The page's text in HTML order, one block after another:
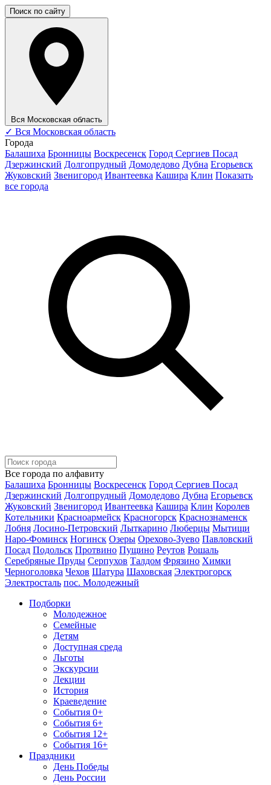
Поиск по сайту
Вся Московская область
✓ Вся Московская область
Города
Балашиха Бронницы Воскресенск Город Сергиев Посад
Дзержинский Долгопрудный Домодедово Дубна Егорьевск
Жуковский Звенигород Ивантеевка Кашира Клин Показать
все города
Все города по алфавиту
Балашиха Бронницы Воскресенск Город Сергиев Посад
Дзержинский Долгопрудный Домодедово Дубна Егорьевск
Жуковский Звенигород Ивантеевка Кашира Клин Королев
Котельники Красноармейск Красногорск Краснознаменск
Лобня Лосино-Петровский Лыткарино Люберцы Мытищи
Наро-Фоминск Ногинск Озеры Орехово-Зуево Павловский
Посад Подольск Протвино Пущино Реутов Рошаль
Серебряные Пруды Серпухов Талдом Фрязино Химки
Черноголовка Чехов Шатура Шаховская Электрогорск
Электросталь пос. Молодежный
Подборки
Молодежное
Семейные
Детям
Доступная среда
Льготы
Экскурсии
Лекции
История
Краеведение
События 0+
События 6+
События 12+
События 16+
Праздники
День Победы
День России